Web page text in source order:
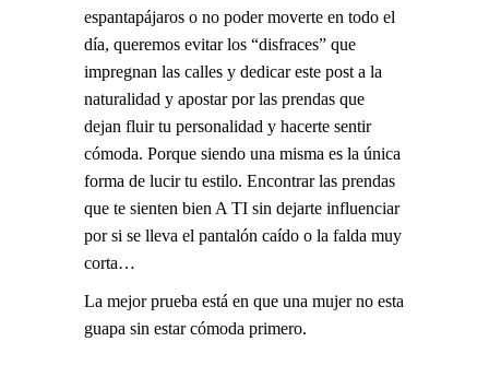
espantapájaros o no poder moverte en todo el
día, queremos evitar los “disfraces” que
impregnan las calles y dedicar este post a la
naturalidad y apostar por las prendas que
dejan fluir tu personalidad y hacerte sentir
cómoda. Porque siendo una misma es la única
forma de lucir tu estilo. Encontrar las prendas
que te sienten bien A TI sin dejarte influenciar
por si se lleva el pantalón caído o la falda muy
corta…
La mejor prueba está en que una mujer no esta
guapa sin estar cómoda primero.